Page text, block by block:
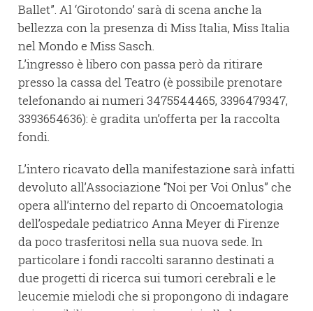
Ballet”. Al ‘Girotondo’ sarà di scena anche la
bellezza con la presenza di Miss Italia, Miss Italia
nel Mondo e Miss Sasch.
L’ingresso è libero con passa però da ritirare
presso la cassa del Teatro (è possibile prenotare
telefonando ai numeri 3475544465, 3396479347,
3393654636): è gradita un’offerta per la raccolta
fondi.
L’intero ricavato della manifestazione sarà infatti
devoluto all’Associazione “Noi per Voi Onlus” che
opera all’interno del reparto di Oncoematologia
dell’ospedale pediatrico Anna Meyer di Firenze
da poco trasferitosi nella sua nuova sede. In
particolare i fondi raccolti saranno destinati a
due progetti di ricerca sui tumori cerebrali e le
leucemie mielodi che si propongono di indagare